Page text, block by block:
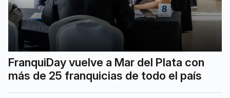
FranquiDay vuelve a Mar del Plata con
más de 25 franquicias de todo el país